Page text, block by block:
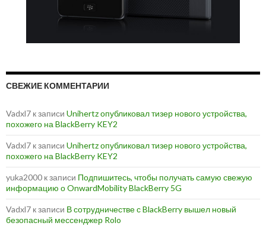
СВЕЖИЕ КОММЕНТАРИИ
Vadxl7 к записи Unihertz опубликовал тизер нового устройства,
похожего на BlackBerry KEY2
Vadxl7 к записи Unihertz опубликовал тизер нового устройства,
похожего на BlackBerry KEY2
yuka2000 к записи Подпишитесь, чтобы получать самую свежую
информацию о OnwardMobility BlackBerry 5G
Vadxl7 к записи В сотрудничестве с BlackBerry вышел новый
безопасный мессенджер Rolo